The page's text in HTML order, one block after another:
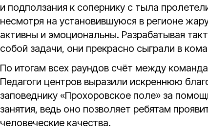
и подползания к сопернику с тыла
несмотря на установившуюся в регионе
активны и эмоциональны. Разрабатывая
собой задачи, они прекрасно сыграли в
По итогам всех раундов счёт между
Педагоги центров выразили искреннюю
заповеднику «Прохоровское поле» за
занятия, ведь оно позволяет ребятам
человеческие качества.